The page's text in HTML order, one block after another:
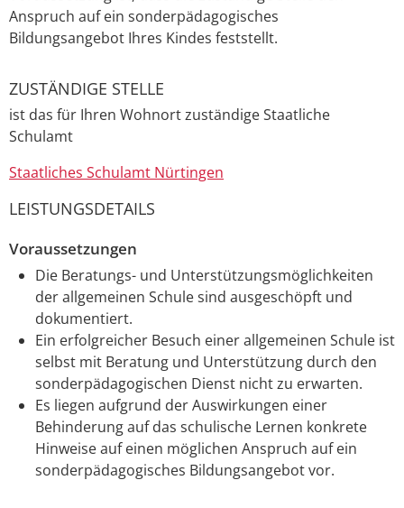
Anspruch auf ein sonderpädagogisches
Bildungsangebot Ihres Kindes feststellt.
ZUSTÄNDIGE STELLE
ist das für Ihren Wohnort zuständige Staatliche
Schulamt
Staatliches Schulamt Nürtingen
LEISTUNGSDETAILS
Voraussetzungen
Die Beratungs- und Unterstützungsmöglichkeiten
der allgemeinen Schule sind ausgeschöpft und
dokumentiert.
Ein erfolgreicher Besuch einer allgemeinen Schule ist
selbst mit Beratung und Unterstützung durch den
sonderpädagogischen Dienst nicht zu erwarten.
Es liegen aufgrund der Auswirkungen einer
Behinderung auf das schulische Lernen konkrete
Hinweise auf einen möglichen Anspruch auf ein
sonderpädagogisches Bildungsangebot vor.